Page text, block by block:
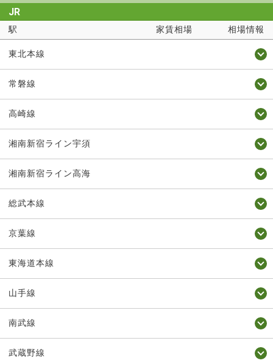
JR
駅 家賃相場 相場情報
東北本線
常磐線
高崎線
湘南新宿ライン宇須
湘南新宿ライン高海
総武本線
京葉線
東海道本線
山手線
南武線
武蔵野線